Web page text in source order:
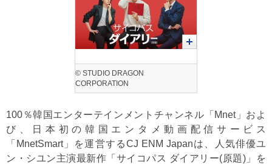
© STUDIO DRAGON
CORPORATION
100％韓国エンターテインメントチャンネル「Mnet」およ
び、日本初の韓国エンタメ動画配信サービス
「MnetSmart」を運営するCJ ENM Japanは、人気俳優ユ
ン・シユン主演最新作「サイコパス ダイアリー(原題)」を